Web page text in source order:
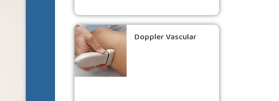
Doppler Vascular